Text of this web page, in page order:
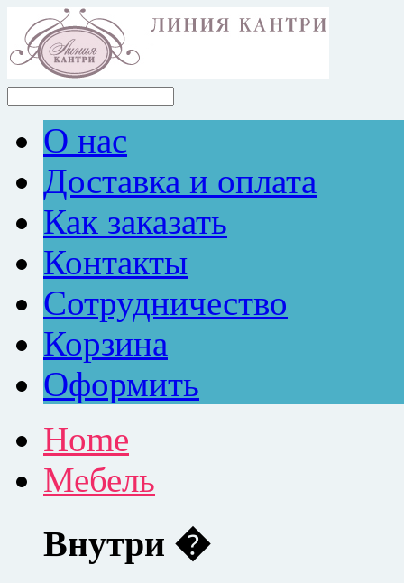
О нас
Доставка и оплата
Как заказать
Контакты
Сотрудничество
Корзина
Оформить
Home
Мебель
Внутри �